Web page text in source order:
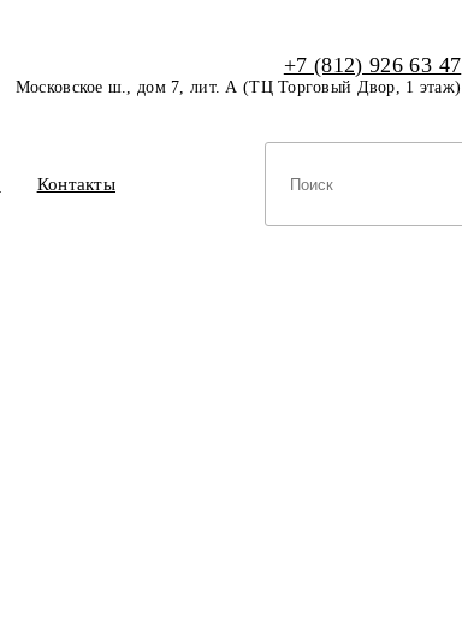
+7 (812) 926 63 47
Московское ш., дом 7, лит. А (ТЦ Торговый Двор, 1 этаж)
Контакты